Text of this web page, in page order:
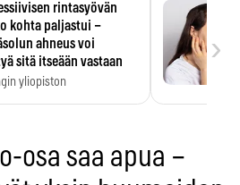
rintasyövän
kohta paljastui –
ahneus voi
sitä itseään vastaan
yliopiston
›
osa saa apua –